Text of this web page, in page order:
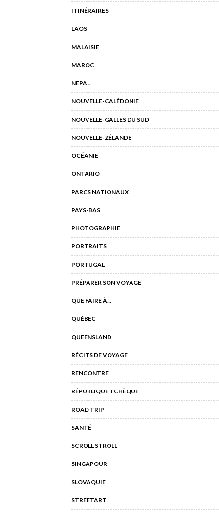
ITINÉRAIRES
LAOS
MALAISIE
MAROC
NEPAL
NOUVELLE-CALÉDONIE
NOUVELLE-GALLES DU SUD
NOUVELLE-ZÉLANDE
OCÉANIE
ONTARIO
PARCS NATIONAUX
PAYS-BAS
PHOTOGRAPHIE
PORTRAITS
PORTUGAL
PRÉPARER SON VOYAGE
QUE FAIRE À…
QUÉBEC
QUEENSLAND
RÉCITS DE VOYAGE
RENCONTRE
RÉPUBLIQUE TCHÈQUE
ROAD TRIP
SANTÉ
SCROLL STROLL
SINGAPOUR
SLOVAQUIE
STREETART